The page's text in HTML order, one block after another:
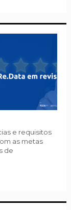
e requisitos
as metas
de